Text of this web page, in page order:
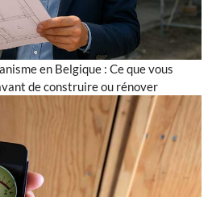
en Belgique : Ce que vous
de construire ou rénover